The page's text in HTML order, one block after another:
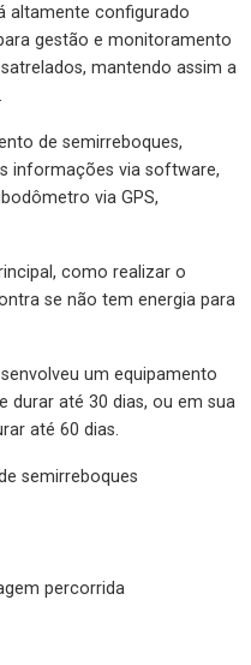
altamente configurado
gestão e monitoramento
mantendo assim a
de semirreboques,
informações via software,
via GPS,
como realizar o
se não tem energia para
um equipamento
durar até 30 dias, ou em sua
até 60 dias.
semirreboques
percorrida